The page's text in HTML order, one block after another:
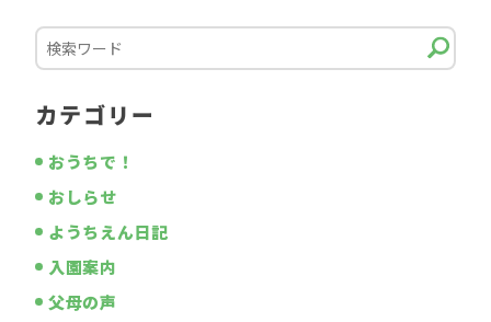
カテゴリー
おうちで！
おしらせ
ようちえん日記
入園案内
父母の声